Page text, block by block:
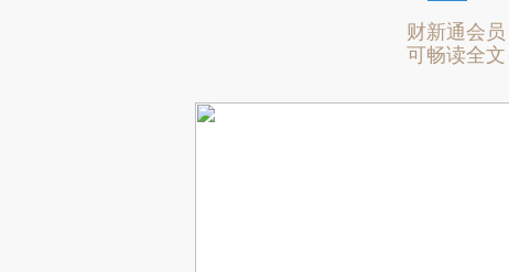
财新通会员
可畅读全文